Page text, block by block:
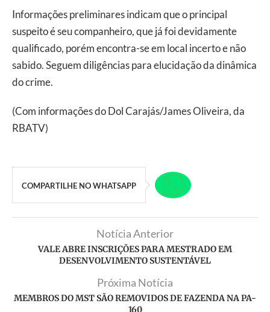
Informações preliminares indicam que o principal
suspeito é seu companheiro, que já foi devidamente
qualificado, porém encontra-se em local incerto e não
sabido. Seguem diligências para elucidação da dinâmica
do crime.
(Com informações do Dol Carajás/James Oliveira, da
RBATV)
COMPARTILHE NO WHATSAPP
Notícia Anterior
VALE ABRE INSCRIÇÕES PARA MESTRADO EM
DESENVOLVIMENTO SUSTENTÁVEL
Próxima Notícia
MEMBROS DO MST SÃO REMOVIDOS DE FAZENDA NA PA-
160